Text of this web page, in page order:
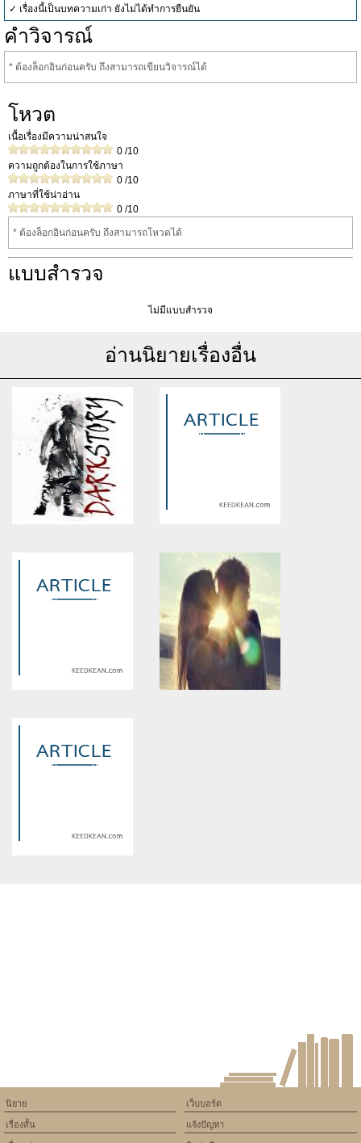
✓ เรื่องนี้เป็นบทความเก่า ยังไม่ได้ทำการยืนยัน
คำวิจารณ์
* ต้องล็อกอินก่อนครับ ถึงสามารถเขียนวิจารณ์ได้
โหวต
เนื้อเรื่องมีความน่าสนใจ
0 /10
ความถูกต้องในการใช้ภาษา
0 /10
ภาษาที่ใช้น่าอ่าน
0 /10
* ต้องล็อกอินก่อนครับ ถึงสามารถโหวดได้
แบบสำรวจ
ไม่มีแบบสำรวจ
อ่านนิยายเรื่องอื่น
assumed 'article_topic' (this
will throw an Error in a future
/home/keedkean/domains/keedkean.com/public_html/include/article/
Warning: Use of undefined
constant article_topic -
assumed 'article_topic' (this
will throw an Error in a future
version of PHP) in
/home/keedkean/domains/
on line534
High Profile Fresh chennai
Female Escorts service
assumed 'article_topic' (this
will throw an Error in a future
เว็บบอร์ด
แจ้งปัญหา
นิยาย
เรื่องสั้น